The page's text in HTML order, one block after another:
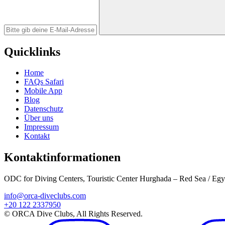
Quicklinks
Home
FAQs Safari
Mobile App
Blog
Datenschutz
Über uns
Impressum
Kontakt
Kontaktinformationen
ODC for Diving Centers, Touristic Center Hurghada – Red Sea /
info@orca-diveclubs.com
+20 122 2337950
© ORCA Dive Clubs, All Rights Reserved.